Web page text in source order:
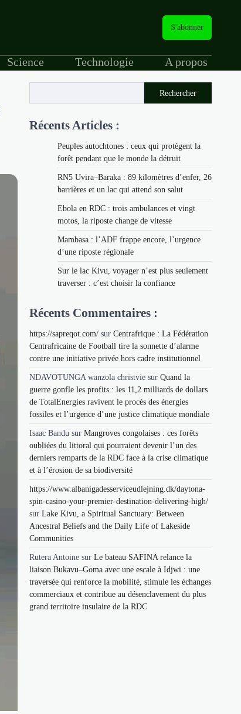
S'abonner
Science Technologie A propos
Rechercher
Récents Articles :
Peuples autochtones : ceux qui protègent la
forêt pendant que le monde la détruit
RN5 Uvira–Baraka : 89 kilomètres d’enfer, 26
barrières et un lac qui attend son salut
Ebola en RDC : trois ambulances et vingt
motos, la riposte change de vitesse
Mambasa : l’ADF frappe encore, l’urgence
d’une riposte régionale
Sur le lac Kivu, voyager n’est plus seulement
traverser : c’est choisir la confiance
Récents Commentaires :
https://sapreqot.com/ sur Centrafrique : La Fédération
Centrafricaine de Football tire la sonnette d’alarme
contre une initiative privée hors cadre institutionnel
NDAVOTUNGA wanzola christvie sur Quand la
guerre gonfle les profits : les 11,2 milliards de dollars
de TotalEnergies ravivent le procès des énergies
fossiles et l’urgence d’une justice climatique mondiale
Isaac Bandu sur Mangroves congolaises : ces forêts
oubliées du littoral qui pourraient devenir l’un des
derniers remparts de la RDC face à la crise climatique
et à l’érosion de sa biodiversité
https://www.albanigadesserviceudlejning.dk/daytona-
spin-casino-your-premier-destination-delivering-high/
sur Lake Kivu, a Spiritual Sanctuary: Between
Ancestral Beliefs and the Daily Life of Lakeside
Communities
Rutera Antoine sur Le bateau SAFINA relance la
liaison Bukavu–Goma avec une escale à Idjwi : une
traversée qui renforce la mobilité, stimule les échanges
commerciaux et contribue au désenclavement du plus
grand territoire insulaire de la RDC